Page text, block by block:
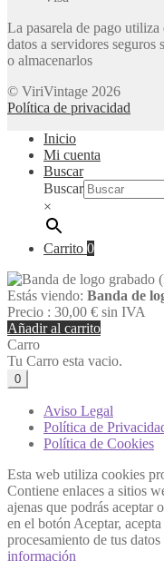
La pasarela de pago
datos a servidores seguros
o almacenarlos
© ViriVintage 2026
Política de privacidad
Inicio
Mi cuenta
Buscar
Buscar
×
Carrito 0
Estás viendo: Banda de
Precio : 30,00 € sin IVA
Añadir al carrito
Carro
Tu Carro esta vacio.
0
Aviso Legal
Política de
Política de Cookies
Esta web utiliza cookies
Contiene enlaces a sitios
ajenas que podrás aceptar
en el botón Aceptar,
procesamiento de tus
información